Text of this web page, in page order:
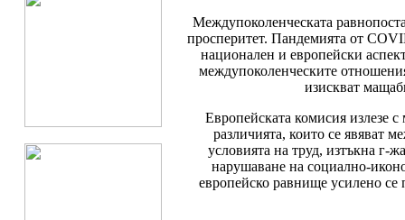
Междупоколенческата
просперитет. Пандемията от
национален и европейски
междупоколенческите
изискват
Европейската комисия излезе
различията, които се явяват
условията на труд, изтъкна г-
нарушаване на социално-
европейско равнище усилено се